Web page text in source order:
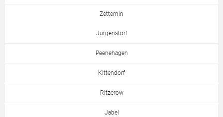
Zettemin
Jürgenstorf
Peenehagen
Kittendorf
Ritzerow
Jabel